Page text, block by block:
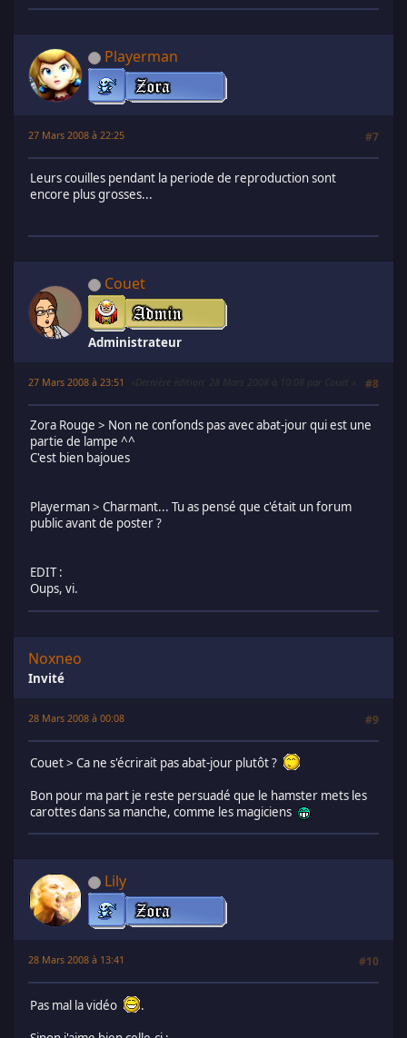
Playerman
27 Mars 2008 à 22:25 #7
Leurs couilles pendant la periode de reproduction sont
encore plus grosses...
Couet
Administrateur
27 Mars 2008 à 23:51 #8
Dernière édition : 28 Mars 2008 à 10:08 par Couet
Zora Rouge > Non ne confonds pas avec abat-jour qui est une
partie de lampe ^^
C'est bien bajoues
Playerman > Charmant... Tu as pensé que c'était un forum
public avant de poster ?
EDIT :
Oups, vi.
Noxneo
Invité
28 Mars 2008 à 00:08 #9
Couet > Ca ne s'écrirait pas abat-jour plutôt ?
Bon pour ma part je reste persuadé que le hamster mets les
carottes dans sa manche, comme les magiciens
Lily
28 Mars 2008 à 13:41 #10
Pas mal la vidéo
.